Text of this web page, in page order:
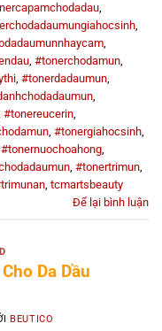
,
,
,
, #tonerchodamun,
, #tonerdadaumun,
,
#tonereucerin,
, #tonergiahocsinh,
#tonernuochoahong,
, #tonertrimun,
, tcmartsbeauty
Để lại bình luận
Da Dầu
BEUTICO